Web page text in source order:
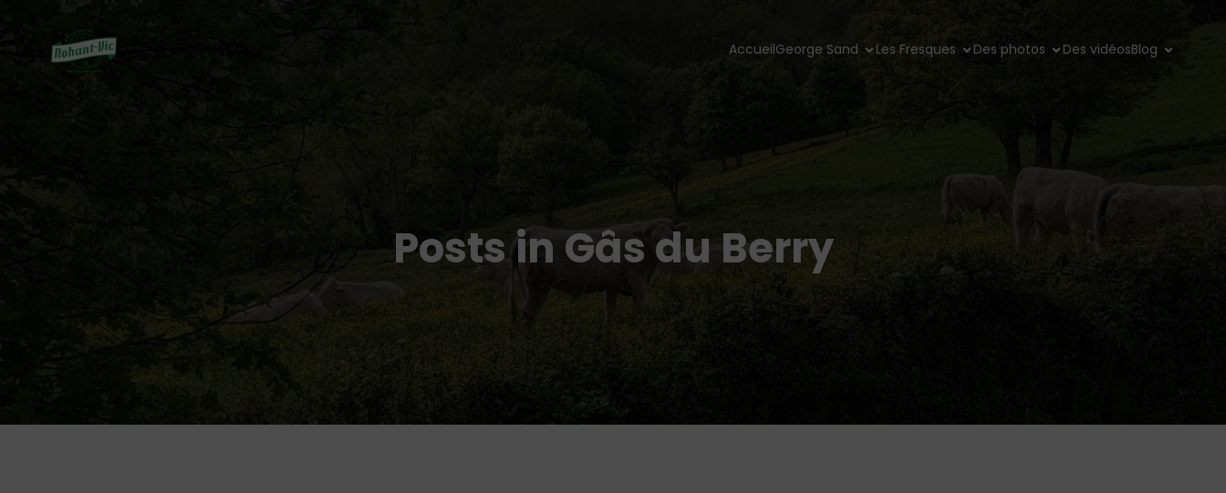
AccueilGeorge Sand Les Fresques Des photos Des vidéosBlog
Posts in Gâs du Berry